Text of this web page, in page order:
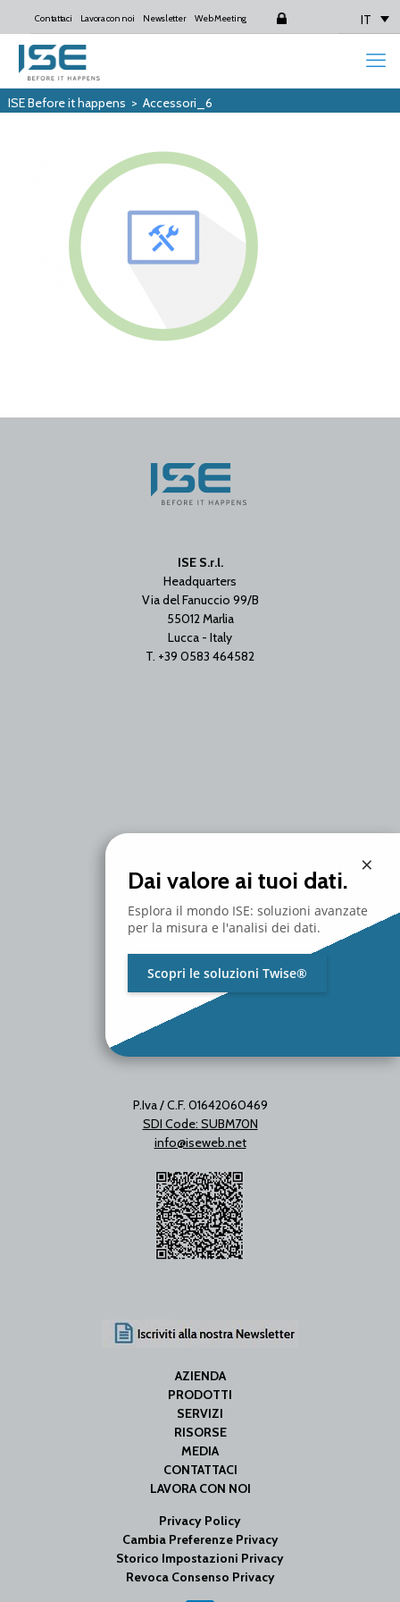
Contattaci Lavora con noi Newsletter Web Meeting IT
ISE Before it happens > Accessori_6
ISE S.r.l.
Headquarters
Via del Fanuccio 99/B
55012 Marlia
Lucca - Italy
T. +39 0583 464582
20097 San Donato Milanese
T. +39 02 2153663
P.Iva / C.F. 01642060469
SDI Code: SUBM70N
info@iseweb.net
AZIENDA
PRODOTTI
SERVIZI
RISORSE
MEDIA
CONTATTACI
LAVORA CON NOI
Privacy Policy
Cambia Preferenze Privacy
Storico Impostazioni Privacy
Revoca Consenso Privacy
×
Dai valore ai tuoi dati.
Esplora il mondo ISE: soluzioni avanzate
per la misura e l'analisi dei dati.
Scopri le soluzioni Twise®